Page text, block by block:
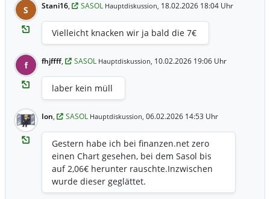
S Stani16, SASOL Hauptdiskussion, 18.02.2026 18:04 Uhr
Vielleicht knacken wir ja bald die 7€
f fhjffff, SASOL Hauptdiskussion, 10.02.2026 19:06 Uhr
laber kein müll
Ion, SASOL Hauptdiskussion, 06.02.2026 14:53 Uhr
Gestern habe ich bei finanzen.net zero
einen Chart gesehen, bei dem Sasol bis
auf 2,06€ herunter rauschte.Inzwischen
wurde dieser geglättet.